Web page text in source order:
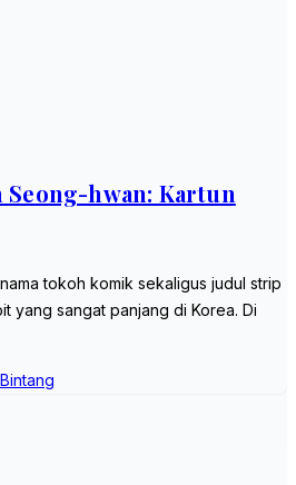
Seong-hwan: Kartun
tokoh komik sekaligus judul strip
yang sangat panjang di Korea. Di